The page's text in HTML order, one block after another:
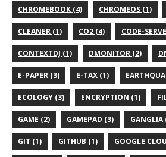
CHROMEBOOK (4) CHROMEOS (1)
CLEANER (1) CO2 (4) CODE-
CONTEXTDJ (1) DMONITOR (2)
E-PAPER (3) E-TAX (1)
ECOLOGY (3) ENCRYPTION (1)
GAME (2) GAMEPAD (3) GANGLIA
GIT (1) GITHUB (1) GOOGLE